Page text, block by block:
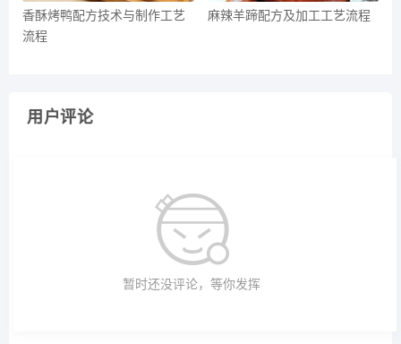
香酥烤鸭配方技术与制作工艺
流程
麻辣羊蹄配方及加工工艺流程
用户评论
暂时还没评论，等你发挥